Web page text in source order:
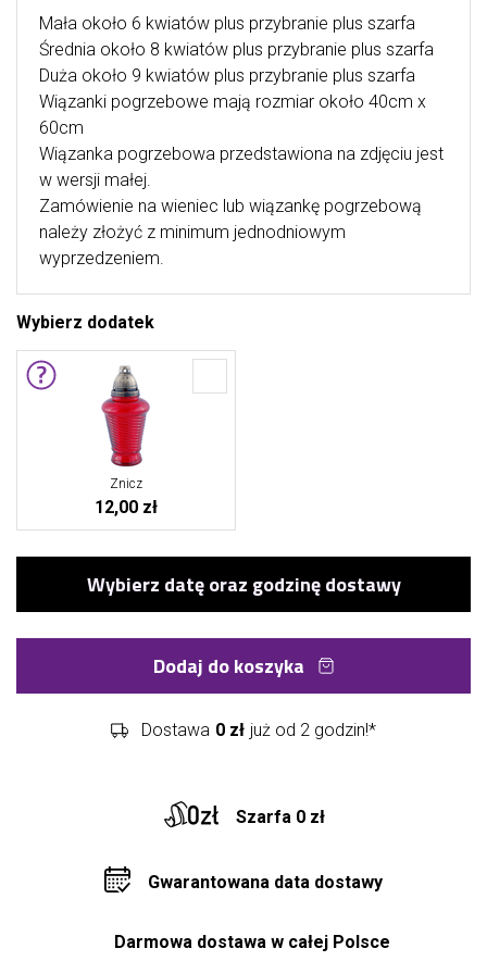
Mała około 6 kwiatów plus przybranie plus szarfa
Średnia około 8 kwiatów plus przybranie plus szarfa
Duża około 9 kwiatów plus przybranie plus szarfa
Wiązanki pogrzebowe mają rozmiar około 40cm x
60cm
Wiązanka pogrzebowa przedstawiona na zdjęciu jest
w wersji małej.
Zamówienie na wieniec lub wiązankę pogrzebową
należy złożyć z minimum jednodniowym
wyprzedzeniem.
Wybierz dodatek
Znicz
12,00 zł
Dodaj do koszyka
Dostawa 0 zł już od 2 godzin!*
Szarfa 0 zł
Gwarantowana data dostawy
Darmowa dostawa w całej Polsce